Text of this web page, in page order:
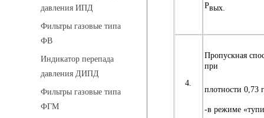
давления ИПД
Фильтры газовые типа
ФВ
Индикатор перепада
давления ДИПД
Фильтры газовые типа
ФГМ
Рвых.
4.
Пропускная
при
плотности 0,73
-в режиме